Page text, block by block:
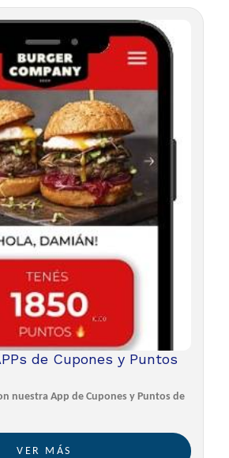
de Cupones y Puntos
nuestra App de Cupones y Puntos de
VER MÁS